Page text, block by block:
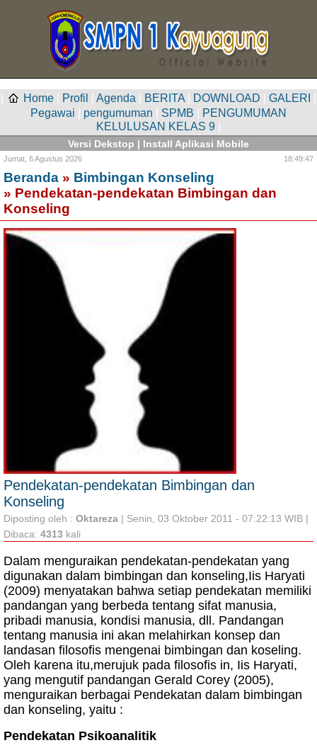
Home Profil Agenda BERITA DOWNLOAD GALERI
Pegawai
pengumuman SPMB
PENGUMUMAN
KELULUSAN KELAS 9
Versi Dekstop | Install Aplikasi Mobile
Jumat, 6 Agustus 2026 18:49:47
Beranda » Bimbingan Konseling
» Pendekatan-pendekatan Bimbingan dan
Konseling
Pendekatan-pendekatan Bimbingan dan
Konseling
Diposting oleh : Oktareza | Senin, 03 Oktober 2011 - 07:22:13 WIB |
Dibaca: 4313 kali
Dalam menguraikan pendekatan-pendekatan yang
digunakan dalam bimbingan dan konseling,Iis Haryati
(2009) menyatakan bahwa setiap pendekatan memiliki
pandangan yang berbeda tentang sifat manusia,
pribadi manusia, kondisi manusia, dll. Pandangan
tentang manusia ini akan melahirkan konsep dan
landasan filosofis mengenai bimbingan dan koseling.
Oleh karena itu,merujuk pada filosofis in, Iis Haryati,
yang mengutif pandangan Gerald Corey (2005),
menguraikan berbagai Pendekatan dalam bimbingan
dan konseling, yaitu :
Pendekatan Psikoanalitik